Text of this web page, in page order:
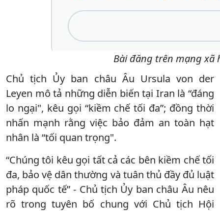
Bài đăng trên mạng xã
Chủ tịch Ủy ban châu Âu Ursula von der
Leyen mô tả những diễn biến tại Iran là “đáng
lo ngại", kêu gọi “kiềm chế tối đa”; đồng thời
nhấn mạnh rằng việc bảo đảm an toàn hạt
nhân là “tối quan trọng".
“Chúng tôi kêu gọi tất cả các bên kiềm chế tối
đa, bảo vệ dân thường và tuân thủ đầy đủ luật
pháp quốc tế” - Chủ tịch Ủy ban châu Âu nêu
rõ trong tuyên bố chung với Chủ tịch Hội